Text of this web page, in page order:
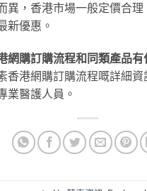
異，香港市場一般定價合
新優惠。
網購訂購流程和同類產品有
香港網購訂購流程嘅詳細
業醫護人員。